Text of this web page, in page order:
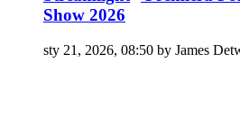
Show 2026
sty 21, 2026, 08:50 by James